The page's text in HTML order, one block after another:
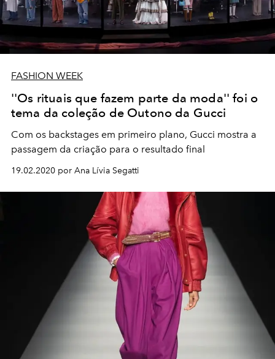
FASHION WEEK
''Os rituais que fazem parte da moda'' foi o
tema da coleção de Outono da Gucci
Com os backstages em primeiro plano, Gucci mostra a
passagem da criação para o resultado final
19.02.2020 por Ana Lívia Segatti